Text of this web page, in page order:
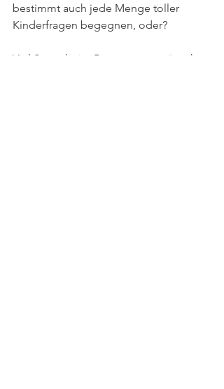
bestimmt auch jede Menge toller
Kinderfragen begegnen, oder?
Viel Spass beim Beantworten wünscht